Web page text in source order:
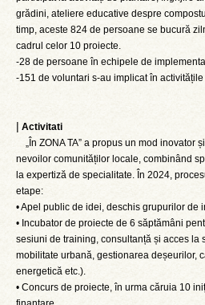
grădini, ateliere educative despre
timp, aceste 824 de persoane se bucură
cadrul celor 10 proiecte.
-28 de persoane în echipele de
-151 de voluntari s-au implicat în
| Activitati
„În ZONA TA” a propus un mod inovator
nevoilor comunităților locale, combinând
la expertiză de specialitate. În 2024,
etape:
• Apel public de idei, deschis grupurilor de
• Incubator de proiecte de 6 săptămâni
sesiuni de training, consultanță și acces la
mobilitate urbană, gestionarea deșeurilor,
energetică etc.).
• Concurs de proiecte, în urma căruia 10